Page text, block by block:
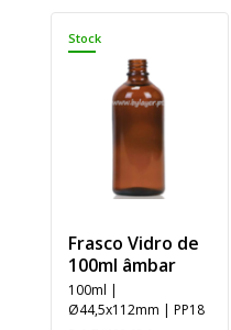
Stock
Frasco Vidro de
100ml âmbar
100ml |
Ø44,5x112mm | PP18